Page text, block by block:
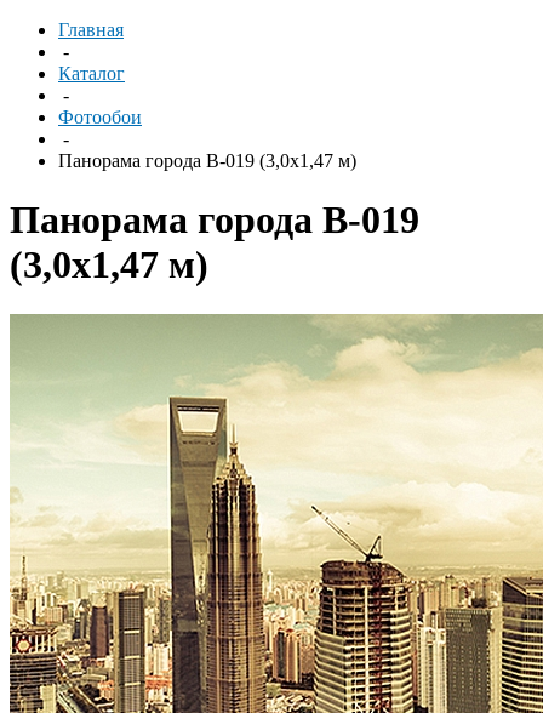
Главная
-
Каталог
-
Фотообои
-
Панорама города B-019 (3,0х1,47 м)
Панорама города B-019
(3,0х1,47 м)